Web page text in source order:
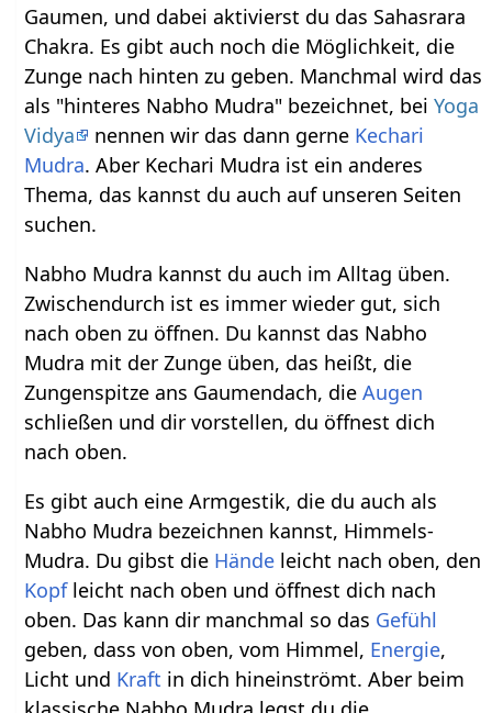
Gaumen, und dabei aktivierst du das Sahasrara
Chakra. Es gibt auch noch die Möglichkeit, die
Zunge nach hinten zu geben. Manchmal wird das
als "hinteres Nabho Mudra" bezeichnet, beiYoga
Vidya
nennen wir das dann gerne Kechari
Mudra. Aber Kechari Mudra ist ein anderes
Thema, das kannst du auch auf unseren Seiten
suchen.
Nabho Mudra kannst du auch im Alltag üben.
Zwischendurch ist es immer wieder gut, sich
nach oben zu öffnen. Du kannst das Nabho
Mudra mit der Zunge üben, das heißt, die
Zungenspitze ans Gaumendach, dieAugen
schließen und dir vorstellen, du öffnest dich
nach oben.
Es gibt auch eine Armgestik, die du auch als
Nabho Mudra bezeichnen kannst, Himmels-
Mudra. Du gibst die Hände leicht nach oben, den
Kopfleicht nach oben und öffnest dich nach
oben. Das kann dir manchmal so das Gefühl
geben, dass von oben, vom Himmel, Energie,
Licht und Kraft in dich hineinströmt. Aber beim